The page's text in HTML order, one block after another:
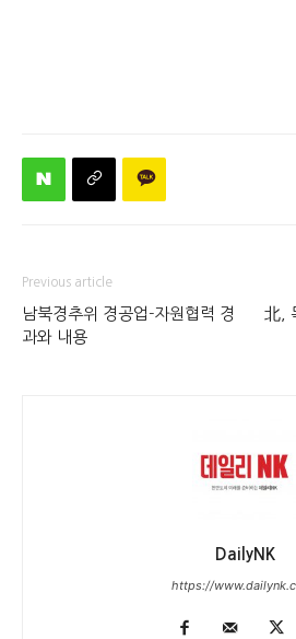
Previous article
남북경추위 경공업-자원협력 경
과와 내용
北,
DailyNK
https://